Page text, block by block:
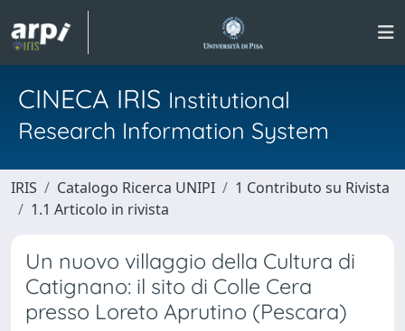
CINECA IRIS Institutional
Research Information System
IRIS Catalogo Ricerca UNIPI
1 Contributo su Rivista
1.1 Articolo in rivista
Un nuovo villaggio della Cultura di
Catignano: il sito di Colle Cera
presso Loreto Aprutino (Pescara)